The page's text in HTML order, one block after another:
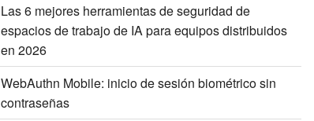
Las 6 mejores herramientas de seguridad de
espacios de trabajo de IA para equipos distribuidos
en 2026
WebAuthn Mobile: inicio de sesión biométrico sin
contraseñas